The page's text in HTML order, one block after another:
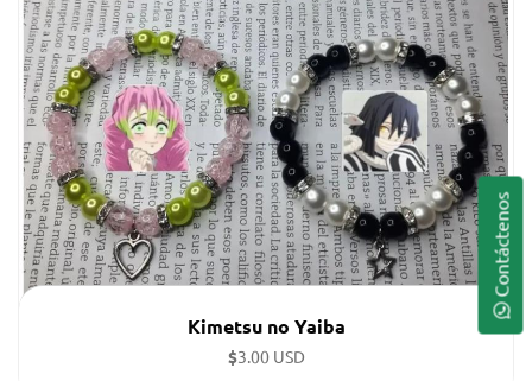
Kimetsu no Yaiba
$3.00 USD
Contáctenos